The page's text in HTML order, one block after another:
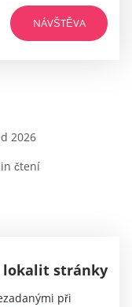
NÁVŠTĚVA
2026
čtení
lokalit stránky
při